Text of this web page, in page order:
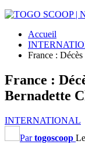
Accueil
France :
France :
Bernadette
INTERNATIONAL
Partogoscoop Le